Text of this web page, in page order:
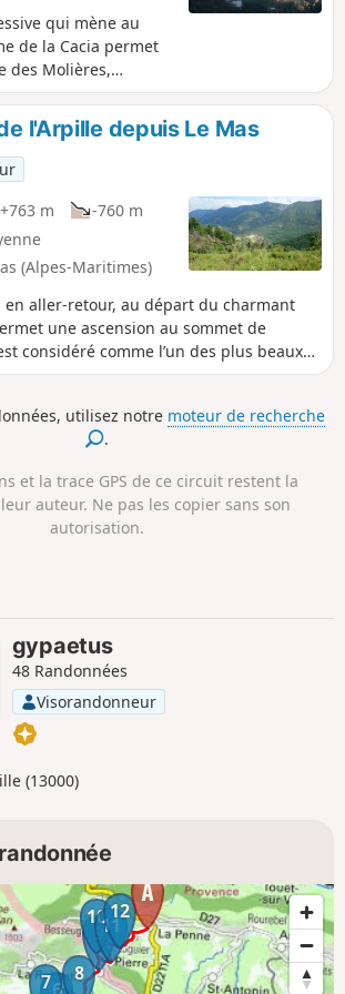
qui mène au
de la Cacia permet
des Molières,
utilisé également
l'escalade. Le
après un
offre de très
Le sentier retour
voie de
reliait jadis la
Savoie.
l'Arpille depuis Le Mas
+763 m
-760 m
(Alpes-Maritimes)
en aller-retour, au départ du charmant
une ascension au sommet de
considéré comme l’un des plus beaux
Maritimes sur le Mercantour.
utilisez notre moteur de recherche
.
et la trace GPS de ce circuit restent la
auteur. Ne pas les copier sans son
autorisation.
gypaetus
48 Randonnées
Visorandonneur
(13000)
7 8
9
1011
12